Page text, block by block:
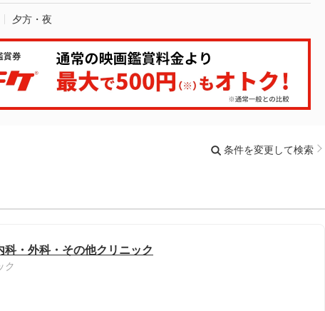
夕方・夜
条件を変更して検索
科・外科・その他クリニック
ク